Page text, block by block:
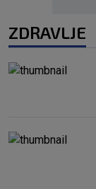
ZDRAVLJE